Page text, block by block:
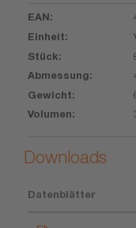
Downloads
Datenblätter